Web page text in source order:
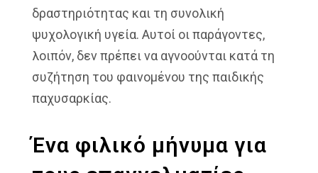
δραστηριότητας και τη συνολική
ψυχολογική υγεία. Αυτοί οι παράγοντες,
λοιπόν, δεν πρέπει να αγνοούνται κατά τη
συζήτηση του φαινομένου της παιδικής
παχυσαρκίας.
Ένα φιλικό μήνυμα για